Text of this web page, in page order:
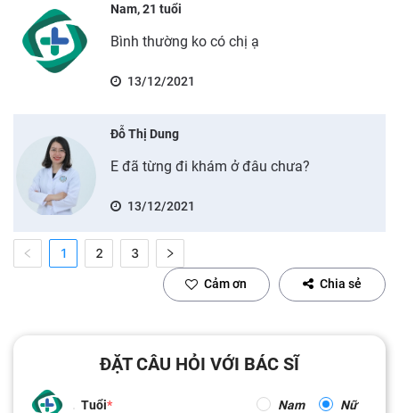
Nam, 21 tuổi
Bình thường ko có chị ạ
13/12/2021
Đỗ Thị Dung
E đã từng đi khám ở đâu chưa?
13/12/2021
1 2 3
Cảm ơn Chia sẻ
ĐẶT CÂU HỎI VỚI BÁC SĨ
Tuổi Nam Nữ